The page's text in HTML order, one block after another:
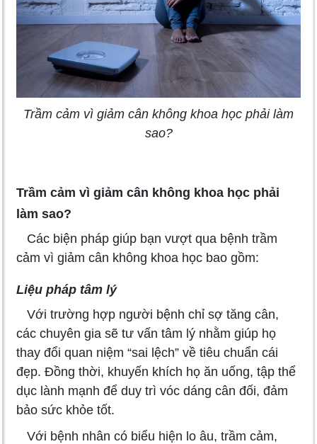
Trầm cảm vì giảm cân không khoa học phải làm
sao?
Trầm cảm vì giảm cân không khoa học phải
làm sao?
Các biện pháp giúp bạn vượt qua bệnh trầm
cảm vì giảm cân không khoa học bao gồm:
Liệu pháp tâm lý
Với trường hợp người bệnh chỉ sợ tăng cân,
các chuyên gia sẽ tư vấn tâm lý nhằm giúp họ
thay đổi quan niệm “sai lệch” về tiêu chuẩn cái
đẹp. Đồng thời, khuyến khích họ ăn uống, tập thể
dục lành mạnh để duy trì vóc dáng cân đối, đảm
bảo sức khỏe tốt.
Với bệnh nhân có biểu hiện lo âu, trầm cảm,